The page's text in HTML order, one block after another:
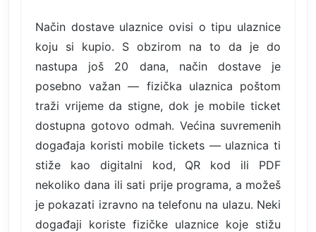
Način dostave ulaznice ovisi o tipu ulaznice
koju si kupio. S obzirom na to da je do
nastupa još 20 dana, način dostave je
posebno važan — fizička ulaznica poštom
traži vrijeme da stigne, dok je mobile ticket
dostupna gotovo odmah. Većina suvremenih
događaja koristi mobile tickets — ulaznica ti
stiže kao digitalni kod, QR kod ili PDF
nekoliko dana ili sati prije programa, a možeš
je pokazati izravno na telefonu na ulazu. Neki
događaji koriste fizičke ulaznice koje stižu